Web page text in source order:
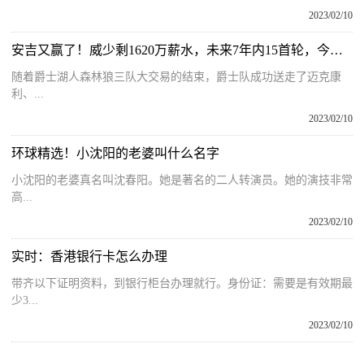
2023/02/10
安吉又赢了！威少剩1620万薪水，未来7年内15首轮，今夏6千万空间
随着爵士湖人森林狼三队大交易的结束，爵士队成功送走了迈克康
利、...
2023/02/10
环球精选！小沈阳的老婆叫什么名字
小沈阳的老婆真名叫沈春阳。她是著名的二人转演员。她的演技非常
高...
2023/02/10
实时：香港银行卡怎么办理
带齐以下证明资料，到银行柜台办理就行。身份证：需要是有效期最
少3...
2023/02/10